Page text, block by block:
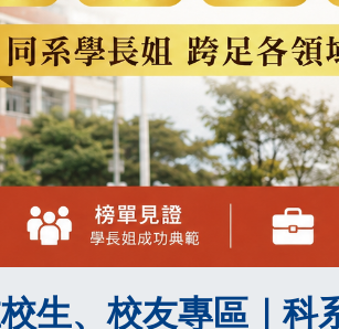
生、校友專區｜科